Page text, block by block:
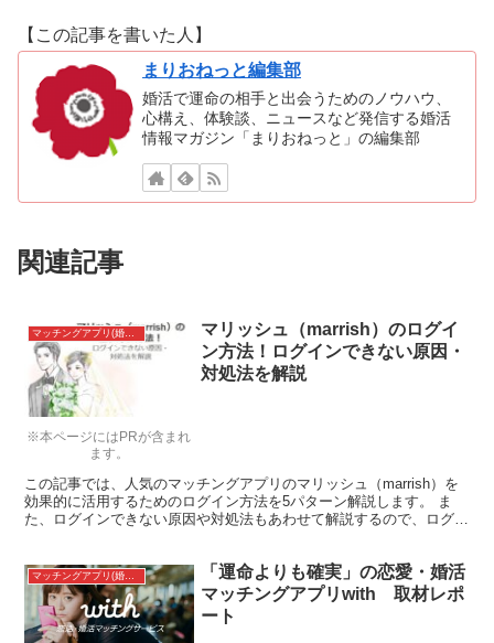
【この記事を書いた人】
まりおねっと編集部
婚活で運命の相手と出会うためのノウハウ、
心構え、体験談、ニュースなど発信する婚活
情報マガジン「まりおねっと」の編集部
関連記事
※本ページにはPRが含まれ
ます。
マッチングアプリ(婚活アプリ)
マリッシュ（marrish）のログイ
ン方法！ログインできない原因・
対処法を解説
この記事では、人気のマッチングアプリのマリッシュ（marrish）を
効果的に活用するためのログイン方法を5パターン解説します。 ま
た、ログインできない原因や対処法もあわせて解説するので、ログイ
マッチングアプリ(婚活アプリ)
「運命よりも確実」の恋愛・婚活
マッチングアプリwith 取材レポ
ート